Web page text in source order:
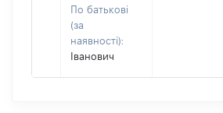
По батькові
(за
наявності):
Іванович